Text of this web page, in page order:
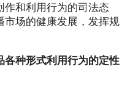
作和利用行为的司法态
市场的健康发展，发挥规
各种形式利用行为的定性